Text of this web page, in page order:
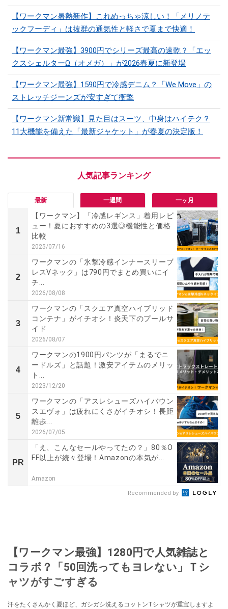
【ワークマン暑熱新作】これめっちゃ涼しい！「メリノテ
ックフーディ」は抜群の通気性と軽さで夏まで快適！
【ワークマン最強】3900円でシリーズ最高の速乾？「エッ
クスシェルターΩ（オメガ）」が2026春夏に新登場
【ワークマン最強】1590円で冷感デニム？「We Move」の
ストレッチジーンズが安すぎて衝撃
【ワークマン新常識】見た目はスーツ、中身はハイテク？
11大機能を備えた「最新ジャケット」が春夏の決定版！
最新 一週間 一ヶ月
1
【ワークマン】「冷感レギンス」着用レビ
ュー！夏におすすめの3選◎機能性と価格
比較
2025/07/16
2
ワークマンの「氷撃冷感インナースリーブ
レスVネック」は790円でまとめ買いにイ
チ...
2026/08/08
3
ワークマンの「スクエア真空ハイブリッド
コンテナ」がイチオシ！炎天下のプールサ
イド...
2026/08/07
4
ワークマンの1900円パンツが「まるでニ
ードルズ」と話題！激安アイテムのメリッ
ト...
2023/12/20
5
ワークマンの「アスレシューズハイバウン
スエヴォ」は疲れにくさがイチオシ！長距
離歩...
2026/07/05
PR
「え、こんなセールやってたの？」80％O
FF以上が続々登場！Amazonの本気が...
Amazon
Recommended by
【ワークマン最強】1280円で人気雑誌と
コラボ？「50回洗ってもヨレない」Ｔシ
ャツがすごすぎる
汗をたくさんかく夏ほど、ガシガシ洗えるコットンTシャツが重宝しますよ